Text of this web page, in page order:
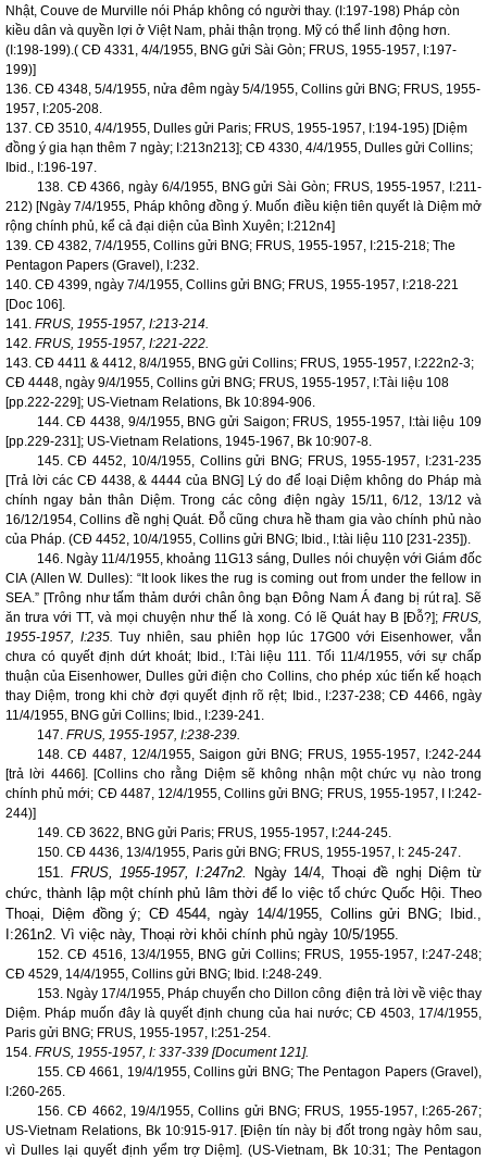
Nhật, Couve de Murville nói Pháp không có người thay. (I:197-198) Pháp còn
kiều dân và quyền lợi ở Việt Nam, phải thận trọng. Mỹ có thể linh động hơn.
(I:198-199).( CĐ 4331, 4/4/1955, BNG gửi Sài Gòn; FRUS, 1955-1957, I:197-
199)]
136. CĐ 4348, 5/4/1955, nửa đêm ngày 5/4/1955, Collins gửi BNG; FRUS, 1955-
1957, I:205-208.
137. CĐ 3510, 4/4/1955, Dulles gửi Paris; FRUS, 1955-1957, I:194-195) [Diệm
đồng ý gia hạn thêm 7 ngày; I:213n213]; CĐ 4330, 4/4/1955, Dulles gửi Collins;
Ibid., I:196-197.
138. CĐ 4366, ngày 6/4/1955, BNG gửi Sài Gòn; FRUS, 1955-1957, I:211-
212) [Ngày 7/4/1955, Pháp không đồng ý. Muốn điều kiện tiên quyết là Diệm mở
rộng chính phủ, kể cả đại diện của Bình Xuyên; I:212n4]
139. CĐ 4382, 7/4/1955, Collins gửi BNG; FRUS, 1955-1957, I:215-218; The
Pentagon Papers (Gravel), I:232.
140. CĐ 4399, ngày 7/4/1955, Collins gửi BNG; FRUS, 1955-1957, I:218-221
[Doc 106].
141. FRUS, 1955-1957, I:213-214.
142. FRUS, 1955-1957, I:221-222.
143. CĐ 4411 & 4412, 8/4/1955, BNG gửi Collins; FRUS, 1955-1957, I:222n2-3;
CĐ 4448, ngày 9/4/1955, Collins gửi BNG; FRUS, 1955-1957, I:Tài liệu 108
[pp.222-229]; US-Vietnam Relations, Bk 10:894-906.
144. CĐ 4438, 9/4/1955, BNG gửi Saigon; FRUS, 1955-1957, I:tài liệu 109
[pp.229-231]; US-Vietnam Relations, 1945-1967, Bk 10:907-8.
145. CĐ 4452, 10/4/1955, Collins gửi BNG; FRUS, 1955-1957, I:231-235
[Trả lời các CĐ 4438, & 4444 của BNG] Lý do để loại Diệm không do Pháp mà
chính ngay bản thân Diệm. Trong các công điện ngày 15/11, 6/12, 13/12 và
16/12/1954, Collins đề nghị Quát. Đỗ cũng chưa hề tham gia vào chính phủ nào
của Pháp. (CĐ 4452, 10/4/1955, Collins gửi BNG; Ibid., I:tài liệu 110 [231-235]).
146. Ngày 11/4/1955, khoảng 11G13 sáng, Dulles nói chuyện với Giám đốc
CIA (Allen W. Dulles): “It look likes the rug is coming out from under the fellow in
SEA.” [Trông như tấm thảm dưới chân ông bạn Đông Nam Á đang bị rút ra]. Sẽ
ăn trưa với TT, và mọi chuyện như thế là xong. Có lẽ Quát hay B [Đỗ?]; FRUS,
1955-1957, I:235.Tuy nhiên, sau phiên họp lúc 17G00 với Eisenhower, vẫn
chưa có quyết định dứt khoát; Ibid., I:Tài liệu 111. Tối 11/4/1955, với sự chấp
thuận của Eisenhower, Dulles gửi điện cho Collins, cho phép xúc tiến kế hoạch
thay Diệm, trong khi chờ đợi quyết định rõ rệt; Ibid., I:237-238; CĐ 4466, ngày
11/4/1955, BNG gửi Collins; Ibid., I:239-241.
147. FRUS, 1955-1957, I:238-239.
148. CĐ 4487, 12/4/1955,Saigon gửi BNG; FRUS, 1955-1957, I:242-244
[trả lời 4466]. [Collins cho rằng Diệm sẽ không nhận một chức vụ nào trong
chính phủ mới; CĐ 4487, 12/4/1955, Collins gửi BNG; FRUS, 1955-1957, I I:242-
244)]
149. CĐ 3622, BNG gửi Paris; FRUS, 1955-1957, I:244-245.
150. CĐ 4436, 13/4/1955, Parisgửi BNG; FRUS, 1955-1957, I: 245-247.
151.FRUS, 1955-1957, I:247n2.
Ngày 14/4, Thoại đề nghị Diệm từ
chức, thành lập một chính phủ lâm thời để lo việc tổ chức Quốc Hội. Theo
Thoại, Diệm đồng ý; CĐ 4544, ngày 14/4/1955, Collins gửi BNG; Ibid.,
I:261n2. Vì việc này, Thoại rời khỏi chính phủ ngày 10/5/1955.
152. CĐ 4516, 13/4/1955, BNG gửi Collins; FRUS, 1955-1957, I:247-248;
CĐ 4529, 14/4/1955, Collins gửi BNG; Ibid. I:248-249.
153. Ngày 17/4/1955, Pháp chuyển cho Dillon công điện trả lời về việc thay
Diệm. Pháp muốn đây là quyết định chung của hai nước; CĐ 4503, 17/4/1955,
Paris gửi BNG; FRUS, 1955-1957, I:251-254.
154. FRUS, 1955-1957, I: 337-339 [Document 121].
155. CĐ 4661, 19/4/1955, Collins gửi BNG; The Pentagon Papers (Gravel),
I:260-265.
156. CĐ 4662, 19/4/1955, Collins gửi BNG; FRUS, 1955-1957, I:265-267;
US-Vietnam Relations, Bk 10:915-917. [Điện tín này bị đốt trong ngày hôm sau,
vì Dulles lại quyết định yểm trợ Diệm]. (US-Vietnam, Bk 10:31; The Pentagon